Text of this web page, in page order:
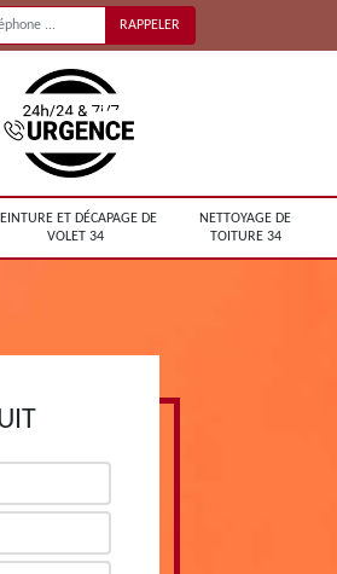
ET DÉCAPAGE DE
VOLET 34
NETTOYAGE DE
TOITURE 34